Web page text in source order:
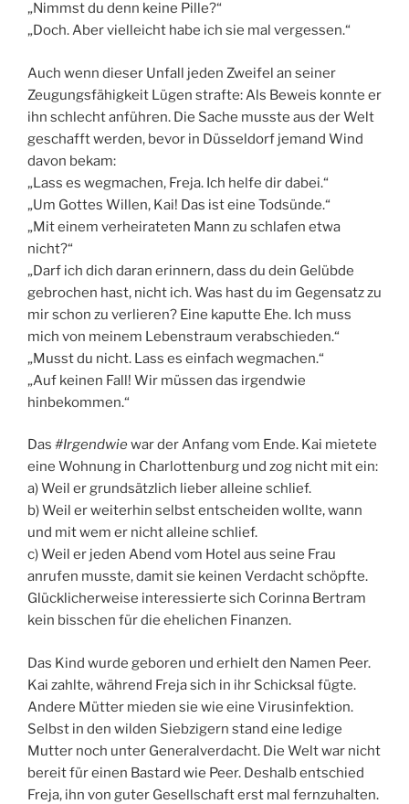
„Nimmst du denn keine Pille?“
„Doch. Aber vielleicht habe ich sie mal vergessen.“
Auch wenn dieser Unfall jeden Zweifel an seiner
Zeugungsfähigkeit Lügen strafte: Als Beweis konnte er
ihn schlecht anführen. Die Sache musste aus der Welt
geschafft werden, bevor in Düsseldorf jemand Wind
davon bekam:
„Lass es wegmachen, Freja. Ich helfe dir dabei.“
„Um Gottes Willen, Kai! Das ist eine Todsünde.“
„Mit einem verheirateten Mann zu schlafen etwa
nicht?“
„Darf ich dich daran erinnern, dass du dein Gelübde
gebrochen hast, nicht ich. Was hast du im Gegensatz zu
mir schon zu verlieren? Eine kaputte Ehe. Ich muss
mich von meinem Lebenstraum verabschieden.“
„Musst du nicht. Lass es einfach wegmachen.“
„Auf keinen Fall! Wir müssen das irgendwie
hinbekommen.“
Das #Irgendwiewar der Anfang vom Ende. Kai mietete
eine Wohnung in Charlottenburg und zog nicht mit ein:
a) Weil er grundsätzlich lieber alleine schlief.
b) Weil er weiterhin selbst entscheiden wollte, wann
und mit wem er nicht alleine schlief.
c) Weil er jeden Abend vom Hotel aus seine Frau
anrufen musste, damit sie keinen Verdacht schöpfte.
Glücklicherweise interessierte sich Corinna Bertram
kein bisschen für die ehelichen Finanzen.
Das Kind wurde geboren und erhielt den Namen Peer.
Kai zahlte, während Freja sich in ihr Schicksal fügte.
Andere Mütter mieden sie wie eine Virusinfektion.
Selbst in den wilden Siebzigern stand eine ledige
Mutter noch unter Generalverdacht. Die Welt war nicht
bereit für einen Bastard wie Peer. Deshalb entschied
Freja, ihn von guter Gesellschaft erst mal fernzuhalten.